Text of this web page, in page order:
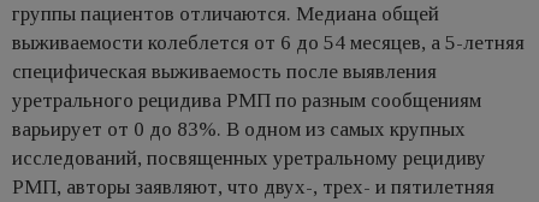
группы пациентов отличаются. Медиана общей
выживаемости колеблется от 6 до 54 месяцев, а 5-летняя
специфическая выживаемость после выявления
уретрального рецидива РМП по разным сообщениям
варьирует от 0 до 83%. В одном из самых крупных
исследований, посвященных уретральному рецидиву
РМП, авторы заявляют, что двух-, трех- и пятилетняя